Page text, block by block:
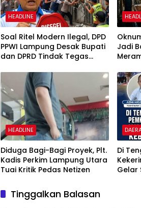
HEADLINE
Soal Ritel Modern Ilegal, DPD
PPWI Lampung Desak Bupati
dan DPRD Tindak Tegas
02/2016
Jadi
HEADLINE
Diduga Bagi-Bagi Proyek, Plt.
Kadis Perkim Lampung Utara
Tuai Kritik Pedas Netizen
Di
Gelar
Tinggalkan Balasan